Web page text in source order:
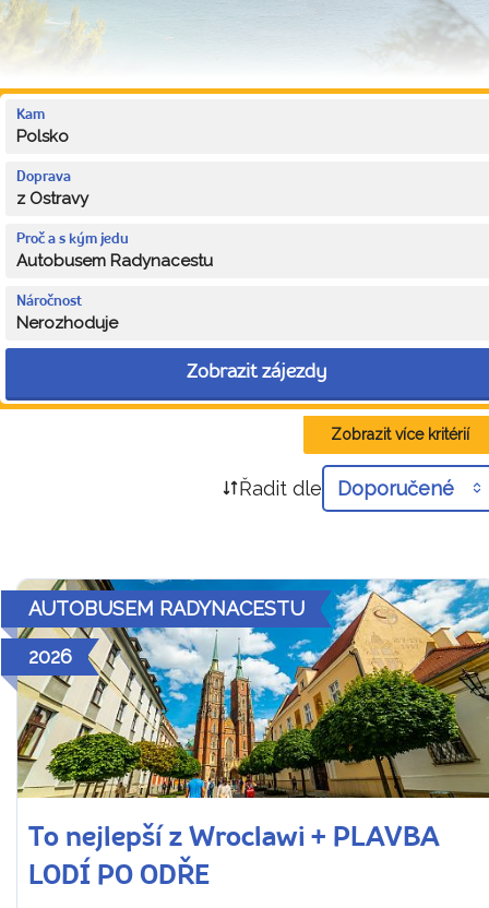
Kam
Polsko
Doprava
z Ostravy
Proč a s kým jedu
Autobusem Radynacestu
Náročnost
Nerozhoduje
Zobrazit zájezdy
Zobrazit více kritérií
Řadit dle Doporučené
AUTOBUSEM RADYNACESTU
2026
To nejlepší z Wroclawi + PLAVBA
LODÍ PO ODŘE